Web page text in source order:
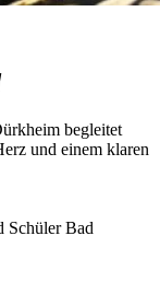
begleitet
und einem klaren
Schüler Bad